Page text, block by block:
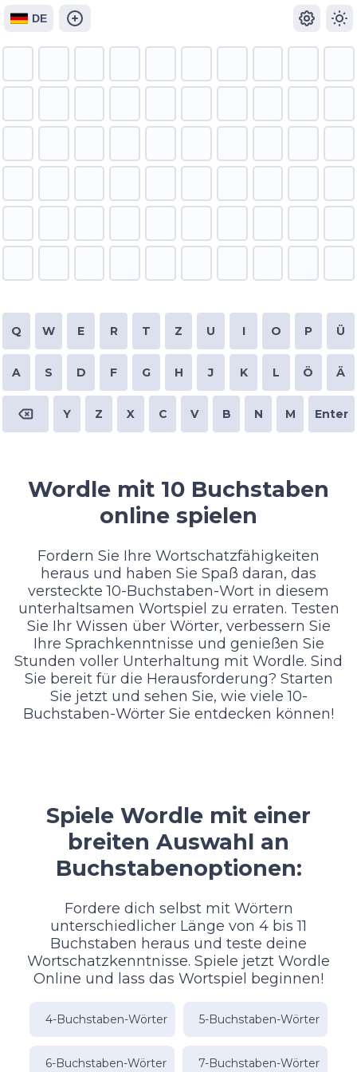
DE
Q W E R T Z U I O P Ü
A S D F G H J K L Ö Ä
Y Z X C V B N M Enter
Wordle mit 10 Buchstaben
online spielen
Fordern Sie Ihre Wortschatzfähigkeiten
heraus und haben Sie Spaß daran, das
versteckte 10-Buchstaben-Wort in diesem
unterhaltsamen Wortspiel zu erraten. Testen
Sie Ihr Wissen über Wörter, verbessern Sie
Ihre Sprachkenntnisse und genießen Sie
Stunden voller Unterhaltung mit Wordle. Sind
Sie bereit für die Herausforderung? Starten
Sie jetzt und sehen Sie, wie viele 10-
Buchstaben-Wörter Sie entdecken können!
Spiele Wordle mit einer
breiten Auswahl an
Buchstabenoptionen:
Fordere dich selbst mit Wörtern
unterschiedlicher Länge von 4 bis 11
Buchstaben heraus und teste deine
Wortschatzkenntnisse. Spiele jetzt Wordle
Online und lass das Wortspiel beginnen!
4-Buchstaben-Wörter 5-Buchstaben-Wörter
6-Buchstaben-Wörter 7-Buchstaben-Wörter